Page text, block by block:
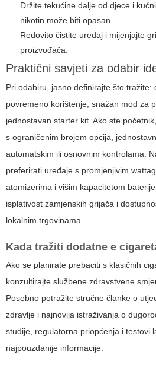
Držite tekućine dalje od djece i
nikotin može biti opasan.
Redovito čistite uređaj i mijenjajte
proizvođača.
Praktični savjeti za odabir
Pri odabiru, jasno definirajte što tražite:
povremeno korištenje, snažan mod za
jednostavan starter kit. Ako ste
s ograničenim brojem opcija,
automatskim ili osnovnim kontrolama.
preferirati uređaje s promjenjivim
atomizerima i višim kapacitetom
isplativost zamjenskih grijača i
lokalnim trgovinama.
Kada tražiti dodatne e
Ako se planirate prebaciti s klasičnih
konzultirajte službene zdravstvene
Posebno potražite stručne članke o
zdravlje i najnovija istraživanja o
studije, regulatorna priopćenja i testovi
najpouzdanije informacije.